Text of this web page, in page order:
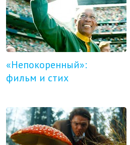
«Непокоренный»:
фильм и стих